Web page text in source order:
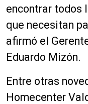
encontrar todos
que necesitan
afirmó el
Eduardo Mizón.
Entre otras
Homecenter